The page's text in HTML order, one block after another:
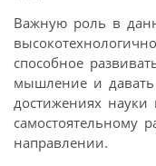
Важную роль в
способное
мышление и
достижениях науки
самостоятельному
направлении.